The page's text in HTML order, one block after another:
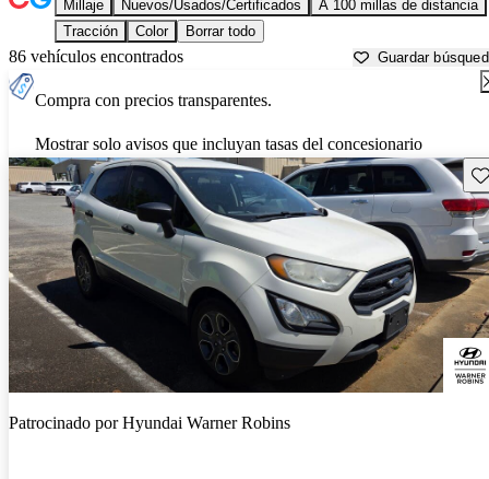
Millaje Nuevos/Usados/Certificados
A 100 millas de distancia
Tracción
Color Borrar todo
86 vehículos encontrados Guardar
Compra con precios transparentes.
Mostrar solo avisos que incluyan tasas del concesionario
Patrocinado porHyundai Warner Robins